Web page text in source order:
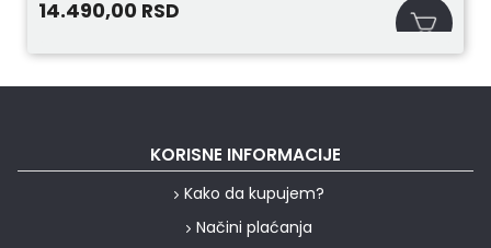
14.490,00 RSD
KORISNE INFORMACIJE
Kako da kupujem?
Načini plaćanja